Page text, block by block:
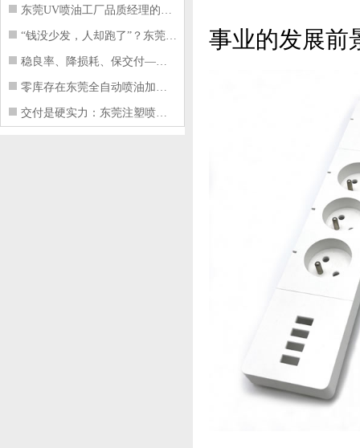
东莞UV喷油工厂品质经理的四项核心管
“钱没少发，人却跑了”？东莞注塑喷油
稳良率、降损耗、保交付——东莞这家U
零库存在东莞全自动喷油加工厂不可行的
交付是硬实力：东莞注塑喷油厂如何用齐
事业的发展前